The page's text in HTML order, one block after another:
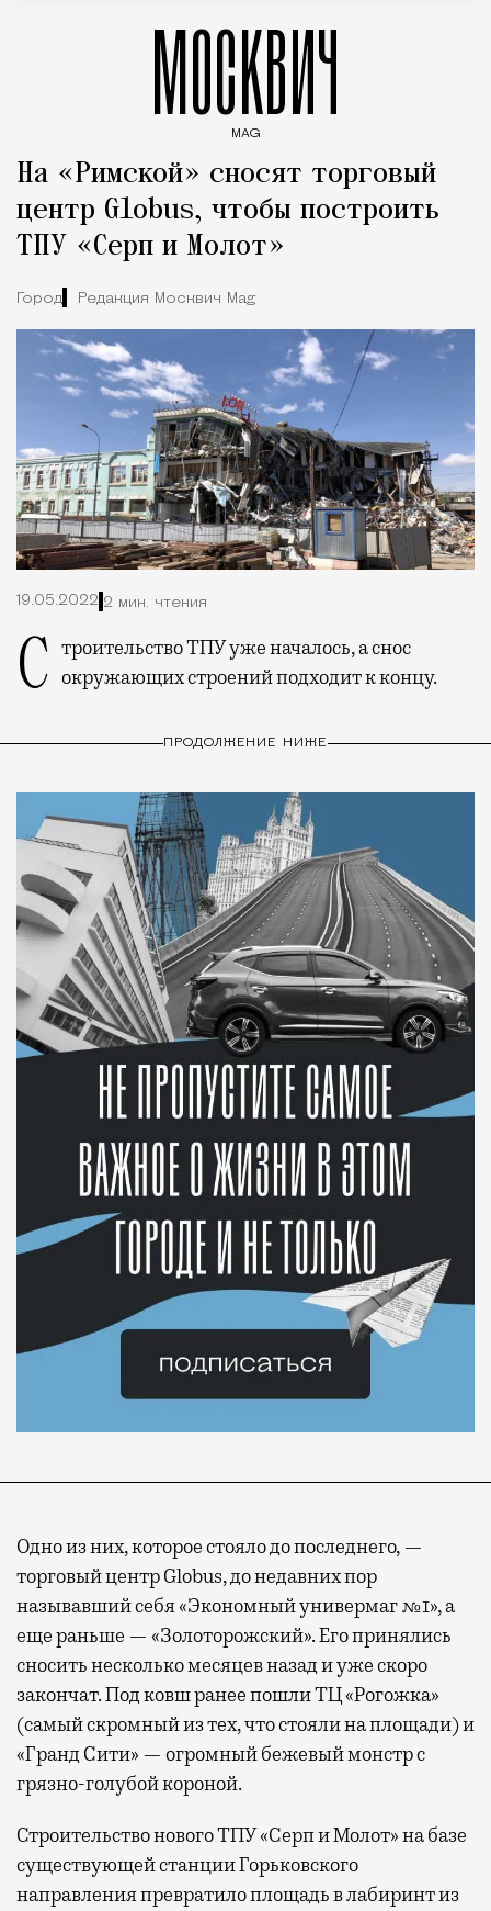
МОСКВИЧ
MAG
На «Римской» сносят торговый
центр Globus, чтобы построить
ТПУ «Серп и Молот»
Город Редакция Москвич Mag
19.05.2022 2 мин. чтения
Строительство ТПУ уже началось, а снос окружающих строений подходит к концу.
ПРОДОЛЖЕНИЕ НИЖЕ
Одно из них, которое стояло до последнего, —
торговый центр Globus, до недавних пор
называвший себя «Экономный универмаг №1», а
еще раньше — «Золоторожский». Его принялись
сносить несколько месяцев назад и уже скоро
закончат. Под ковш ранее пошли ТЦ «Рогожка»
(самый скромный из тех, что стояли на площади) и
«Гранд Сити» — огромный бежевый монстр с
грязно-голубой короной.
Строительство нового ТПУ «Серп и Молот» на базе
существующей станции Горьковского
направления превратило площадь в лабиринт из